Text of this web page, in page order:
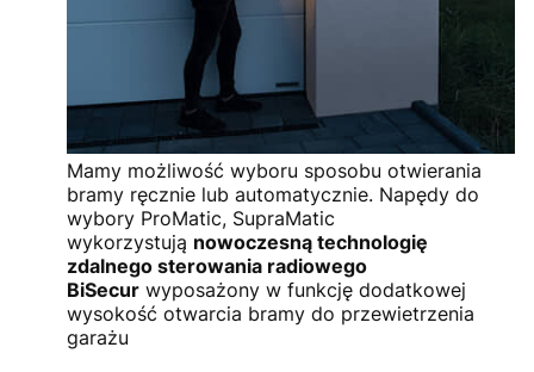
Mamy możliwość wyboru sposobu otwierania
bramy ręcznie lub automatycznie. Napędy do
wybory ProMatic, SupraMatic
wykorzystują nowoczesną technologię
zdalnego sterowania radiowego
BiSecur wyposażony w funkcję dodatkowej
wysokość otwarcia bramy do przewietrzenia
garażu